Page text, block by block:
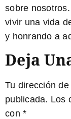
sobre
vivir una vida
y honrando a
Deja
Tu dirección
publicada. Los
con *